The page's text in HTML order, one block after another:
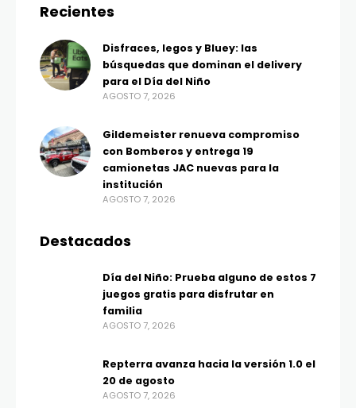
Recientes
Disfraces, legos y Bluey: las
búsquedas que dominan el delivery
para el Día del Niño
AGOSTO 7, 2026
Gildemeister renueva compromiso
con Bomberos y entrega 19
camionetas JAC nuevas para la
institución
AGOSTO 7, 2026
Destacados
Día del Niño: Prueba alguno de estos 7
juegos gratis para disfrutar en
familia
AGOSTO 7, 2026
Repterra avanza hacia la versión 1.0 el
20 de agosto
AGOSTO 7, 2026